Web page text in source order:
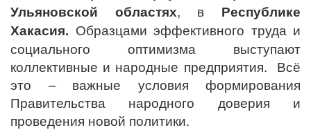
Ульяновской областях, в Республике
Хакасия. Образцами эффективного труда и
социального оптимизма выступают
коллективные и народные предприятия. Всё
это – важные условия формирования
Правительства народного доверия и
проведения новой политики.